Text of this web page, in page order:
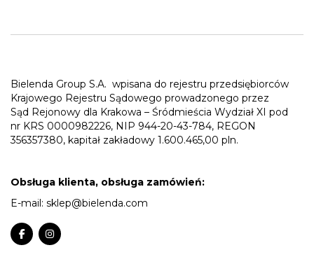
Bielenda Group S.A. wpisana do rejestru przedsiębiorców
Krajowego Rejestru Sądowego prowadzonego przez
Sąd Rejonowy dla Krakowa – Śródmieścia Wydział XI pod
nr KRS 0000982226, NIP 944-20-43-784, REGON
356357380, kapitał zakładowy 1.600.465,00 pln.
Obsługa klienta, obsługa zamówień:
E-mail: sklep@bielenda.com